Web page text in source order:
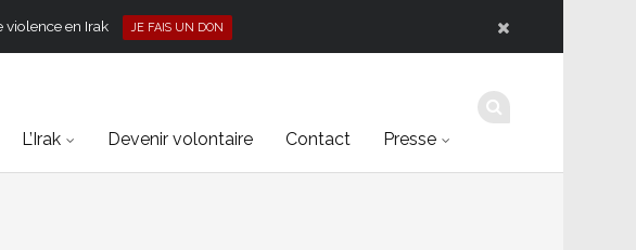
violence en Irak JE FAIS UN DON
L’Irak Devenir volontaire Contact Presse